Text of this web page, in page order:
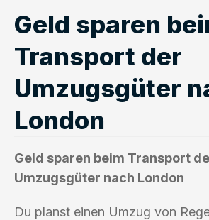
Geld sparen
Transport der
Umzugsgüter
London
Geld sparen beim Transport
Umzugsgüter nach London
Du planst einen Umzug von